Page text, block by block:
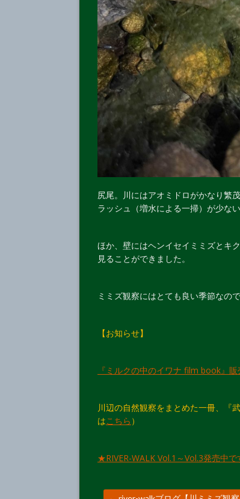
尻尾。川にはアオミドロがかなり繁
ラッシュ（増水による一掃）が少な
ほか、壁にはヘンイセイミミズとキ
見ることができました。
ミミズ観察にはとても良い季節なの
【お知らせ】
『ミルクの中のイワナ film book』
川辺の自然観察をまとめた一冊、『
はこちら ）
★RIVER-WALK Vol.1～Vol.3発売中